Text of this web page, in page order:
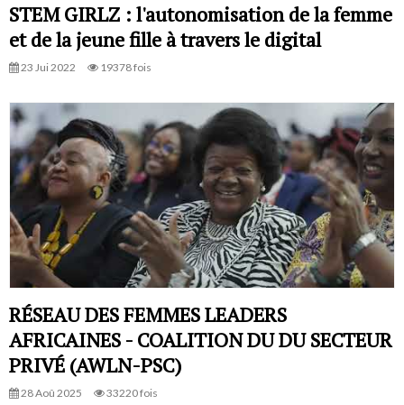
STEM GIRLZ : l'autonomisation de la femme
et de la jeune fille à travers le digital
23 Jui 2022 19378 fois
RÉSEAU DES FEMMES LEADERS
AFRICAINES - COALITION DU DU SECTEUR
PRIVÉ (AWLN-PSC)
28 Aoû 2025 33220 fois